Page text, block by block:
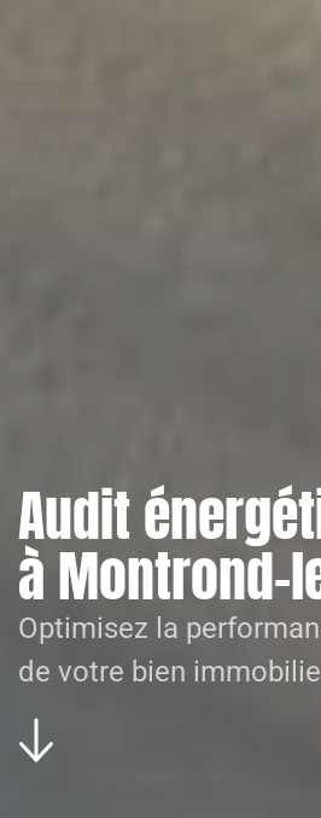
Audit
à Montrond-
Optimisez la
de votre bien